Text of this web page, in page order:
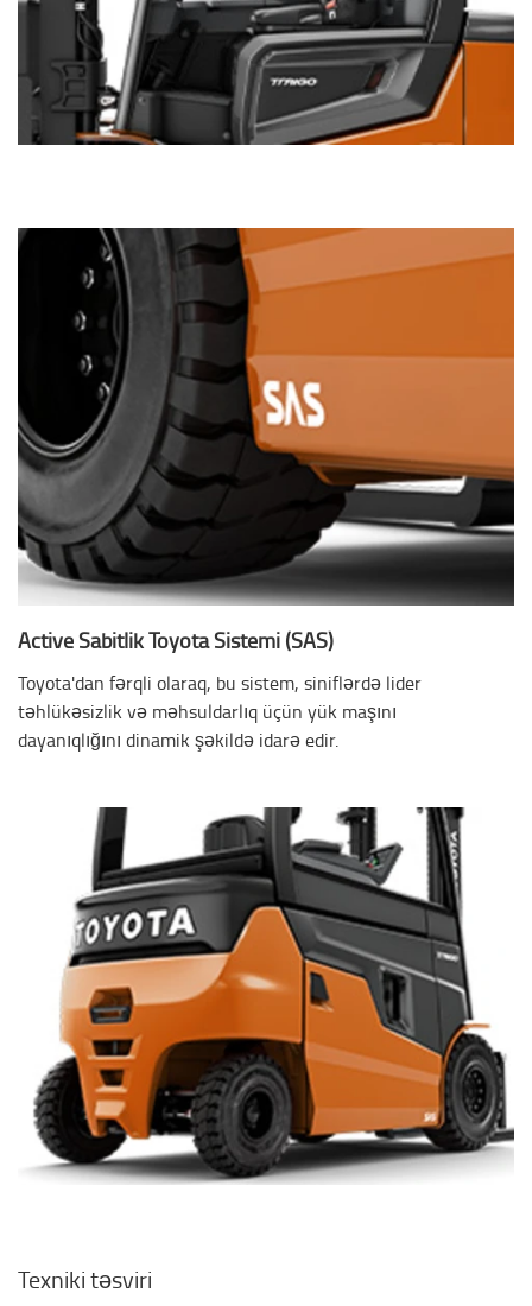
Active Sabitlik Toyota Sistemi (SAS)
Toyota'dan fərqli olaraq, bu sistem, siniflərdə lider
təhlükəsizlik və məhsuldarlıq üçün yük maşını
dayanıqlığını dinamik şəkildə idarə edir.
Texniki təsviri